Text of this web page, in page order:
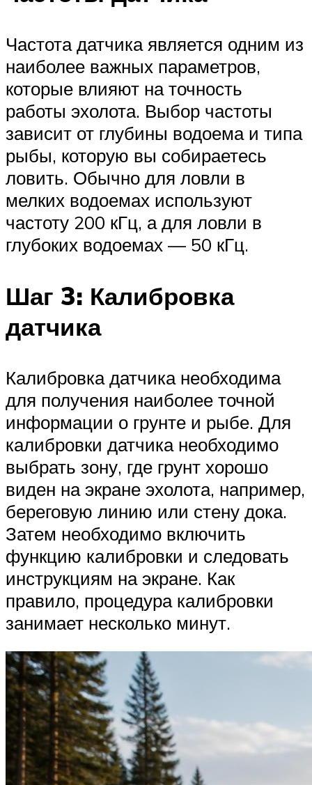
Частота датчика является одним из
наиболее важных параметров,
которые влияют на точность
работы эхолота. Выбор частоты
зависит от глубины водоема и типа
рыбы, которую вы собираетесь
ловить. Обычно для ловли в
мелких водоемах используют
частоту 200 кГц, а для ловли в
глубоких водоемах — 50 кГц.
Шаг 3: Калибровка
датчика
Калибровка датчика необходима
для получения наиболее точной
информации о грунте и рыбе. Для
калибровки датчика необходимо
выбрать зону, где грунт хорошо
виден на экране эхолота, например,
береговую линию или стену дока.
Затем необходимо включить
функцию калибровки и следовать
инструкциям на экране. Как
правило, процедура калибровки
занимает несколько минут.